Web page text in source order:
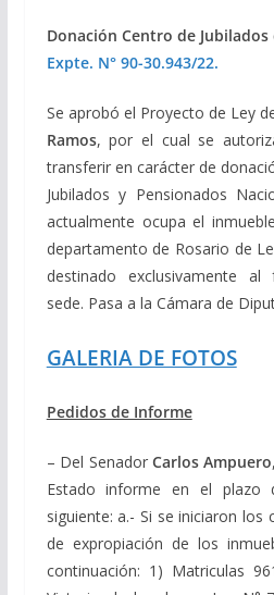
Donación Centro de
Expte. N° 90-30.943/22.
Se aprobó el Proyecto de Ley
Ramos, por el cual se
transferir en carácter de
Jubilados y Pensionados
actualmente ocupa el
departamento de Rosario de
destinado exclusivamente
sede. Pasa a la Cámara de
GALERIA DE FOTOS
Pedidos de Informe
– Del Senador Carlos Ampuero
Estado informe en el plazo
siguiente:a.- Si se iniciaron los
de expropiación de los
continuación: 1) Matriculas